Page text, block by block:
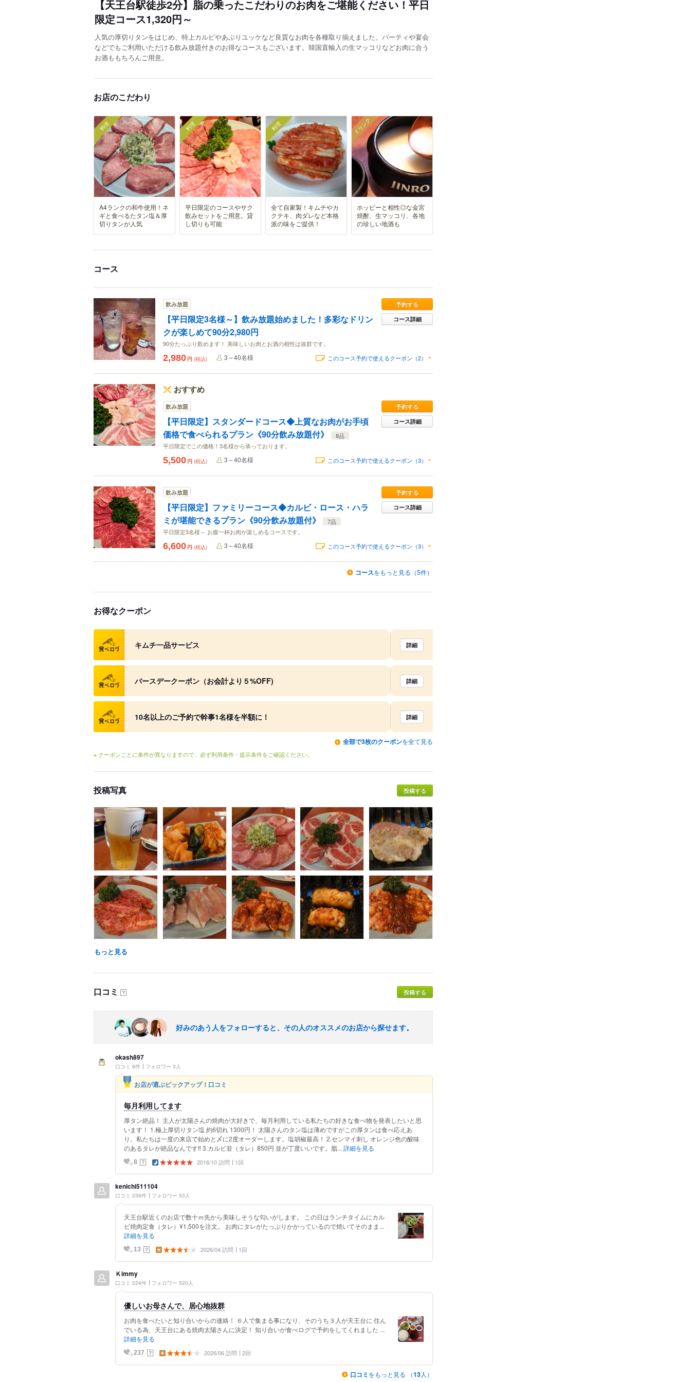
【天王台駅徒歩2分】脂の乗ったこだわりのお肉をご堪能ください！平日
限定コース1,320円～
人気の厚切りタンをはじめ、特上カルビやあぶりユッケなど良質なお肉を各種取り揃えました。パーティや宴会
などでもご利用いただける飲み放題付きのお得なコースもございます。韓国直輸入の生マッコリなどお肉に合う
お酒ももちろんご用意。
お店のこだわり
料理
A4ランクの和牛使用！ネ
ギと食べるたタン塩＆厚
切りタンが人気
料理
平日限定のコースやサク
飲みセットをご用意。貸
し切りも可能
料理
全て自家製！キムチやカ
クテキ、肉ダレなど本格
派の味をご提供！
ドリンク
ホッピーと相性◎な金宮
焼酎、生マッコリ、各地
の珍しい地酒も
コース
飲み放題
【平日限定3名様～】飲み放題始めました！多彩なドリン
クが楽しめて90分2,980円
90分たっぷり飲めます！ 美味しいお肉とお酒の相性は抜群です。
予約する
コース詳細
2,980 円 (税込) 3～40名様 このコース予約で使えるクーポン（2）
おすすめ
飲み放題
【平日限定】スタンダードコース◆上質なお肉がお手頃
価格で食べられるプラン《90分飲み放題付》
8品
平日限定でこの価格！3名様から承っております。
予約する
コース詳細
5,500 円 (税込) 3～40名様 このコース予約で使えるクーポン（3）
飲み放題
【平日限定】ファミリーコース◆カルビ・ロース・ハラ
ミが堪能できるプラン《90分飲み放題付》
7品
平日限定3名様～ お腹一杯お肉が楽しめるコースです。
予約する
コース詳細
6,600 円 (税込) 3～40名様 このコース予約で使えるクーポン（3）
コースをもっと見る（5件）
お得なクーポン
クーポン
キムチ一品サービス 詳細
クーポン
バースデークーポン（お会計より５%OFF) 詳細
クーポン
10名以上のご予約で幹事1名様を半額に！ 詳細
全部で3枚のクーポンを全て見る
※ クーポンごとに条件が異なりますので、必ず利用条件・提示条件をご確認ください。
投稿写真 投稿する
もっと見る
口コミ ？ 投稿する
好みのあう人をフォローすると、その人のオススメのお店から探せます。
okash897
口コミ 9件 フォロワー 3人
お店が選ぶピックアップ！口コミ
毎月利用してます
厚タン絶品！ 主人が太陽さんの焼肉が大好きで、毎月利用している私たちの好きな食べ物を発表したいと思
います！ 1.極上厚切りタン塩 約6切れ 1300円！ 太陽さんのタン塩は薄めですがこの厚タンは食べ応えあ
り。私たちは一度の来店で始めと〆に2度オーダーします。塩胡椒最高！ 2.センマイ刺し オレンジ色の酸味
のあるタレが絶品なんです‼️ 3.カルビ並（タレ）850円 並が丁度いいです。脂... 詳細を見る
8 ？ 2016/10 訪問 1回
kenichi511104
口コミ 238件 フォロワー 53人
天王台駅近くのお店で数十ｍ先から美味しそうな匂いがします。 この日はランチタイムにカル
ビ焼肉定食（タレ）¥1,500を注文。 お肉にタレがたっぷりかかっているので焼いてそのまま...
詳細を見る
13 ？ 2026/04 訪問 1回
Ｋimmy
口コミ 224件 フォロワー 520人
優しいお母さんで、居心地抜群
お肉を食べたいと知り合いからの連絡！ ６人で集まる事になり、そのうち３人が天王台に 住ん
でいる為、天王台にある焼肉太陽さんに決定！ 知り合いが食べログで予約をしてくれました ...
詳細を見る
237 ？ 2026/06 訪問 2回
口コミ をもっと見る （13人）